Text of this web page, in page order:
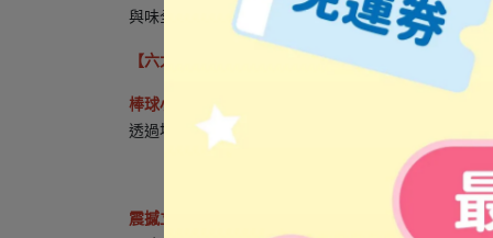
與味全龍跨界合作，球場立體呈現＋原版應援音效，
【六大特色一次看】
棒球小知識，輕鬆看懂比賽！
透過場景中的翻翻頁設計，帶領孩子認識棒球入門
震撼立體場景，猶如親臨球場！